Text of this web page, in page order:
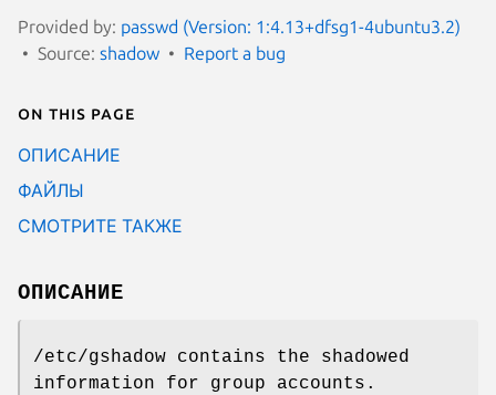
Provided by: passwd (Version: 1:4.13+dfsg1-4ubuntu3.2)
Source: shadow Report a bug
On this page
ОПИСАНИЕ
ФАЙЛЫ
СМОТРИТЕ ТАКЖЕ
ОПИСАНИЕ
/etc/gshadow contains the shadowed
information for group accounts.